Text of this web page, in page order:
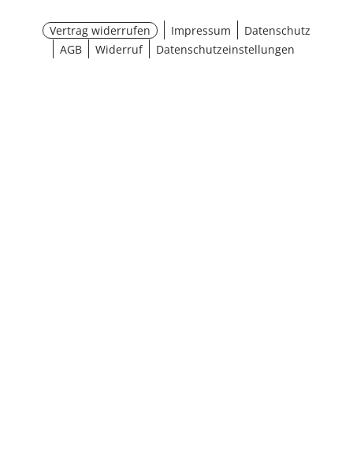
Vertrag widerrufen Impressum
Datenschutz
AGB
Widerruf Datenschutzeinstellungen